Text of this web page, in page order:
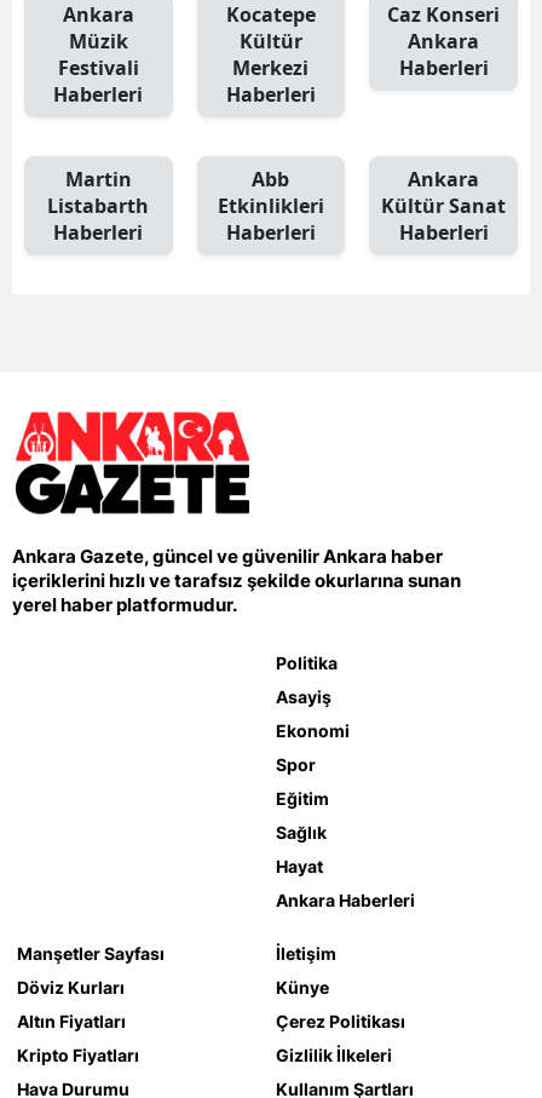
Ankara
Müzik
Festivali
Haberleri
Kocatepe
Kültür
Merkezi
Haberleri
Caz Konseri
Ankara
Haberleri
Martin
Listabarth
Haberleri
Abb
Etkinlikleri
Haberleri
Ankara
Kültür Sanat
Haberleri
Ankara Gazete, güncel ve güvenilir Ankara haber
içeriklerini hızlı ve tarafsız şekilde okurlarına sunan
yerel haber platformudur.
Politika
Asayiş
Ekonomi
Spor
Eğitim
Sağlık
Hayat
Ankara Haberleri
Manşetler Sayfası
Döviz Kurları
Altın Fiyatları
Kripto Fiyatları
Hava Durumu
İletişim
Künye
Çerez Politikası
Gizlilik İlkeleri
Kullanım Şartları